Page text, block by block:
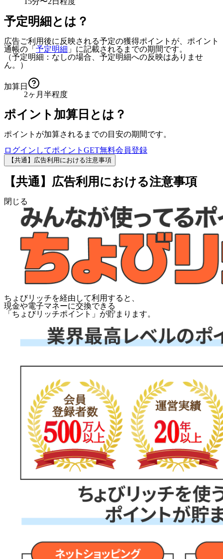
予定明細とは？
広告ご利用後に反映される予定の獲得ポイントが、ポイント
通帳の「 予定明細 」に記載されるまでの期間です。
（予定明細：なしの場合、予定明細への反映はありませ
ん。）
加算日
2ヶ月半程度
ポイント加算日とは？
ポイントが加算されるまでの目安の期間です。
ログインしてポイントGET無料会員登録
【共通】広告利用における注意事項
【共通】広告利用における注意事項
閉じる
ちょびリッチを経由して利用すると、
現金や電子マネーに交換できる
「 ちょびリッチポイント 」が貯まります。